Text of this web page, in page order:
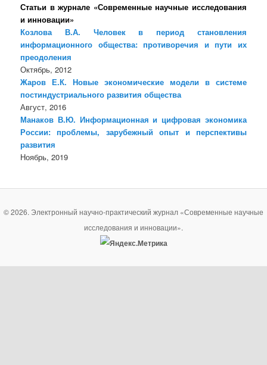
Статьи в журнале «Современные научные исследования
и инновации»
Козлова В.А. Человек в период становления
информационного общества: противоречия и пути их
преодоления
Октябрь, 2012
Жаров Е.К. Новые экономические модели в системе
постиндустриального развития общества
Август, 2016
Манаков В.Ю. Информационная и цифровая экономика
России: проблемы, зарубежный опыт и перспективы
развития
Ноябрь, 2019
© 2026. Электронный научно-практический журнал «Современные научные
исследования и инновации».